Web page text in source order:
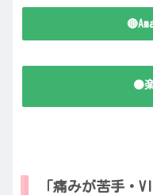
🟠
「痛みが苦手・